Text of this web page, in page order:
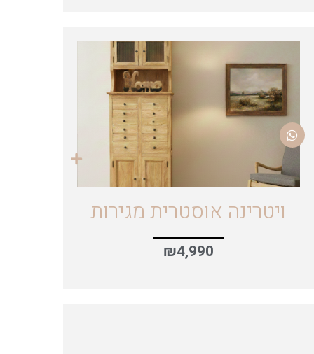
ויטרינה אוסטרית מגירות
₪4,990